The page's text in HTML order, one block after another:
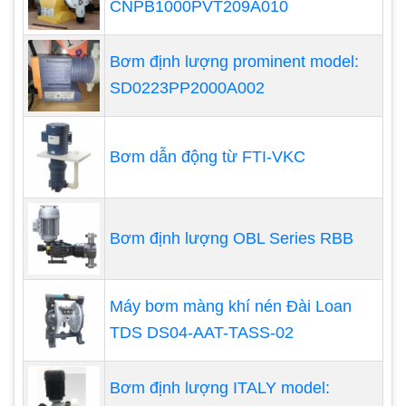
Bơm định lượng của Mỹ Pulsafeeder
CNPB1000PVT209A010
Bơm định lượng prominent model:
SD0223PP2000A002
Bơm dẫn động từ FTI-VKC
Bơm định lượng OBL Series RBB
Máy bơm màng khí nén Đài Loan
TDS DS04-AAT-TASS-02
Bơm định lượng ITALY model: